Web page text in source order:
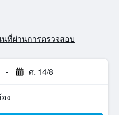
ที่ผ่านการตรวจสอบ
- ศ. 14/8
ง